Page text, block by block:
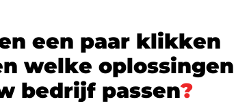
n een paar klikken
n welke oplossingen
bedrijf passen?